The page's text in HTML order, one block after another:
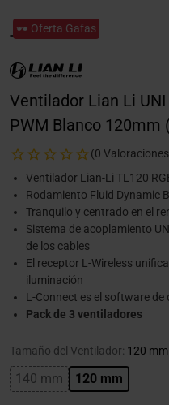
🕶️ Oferta Gafas
Ventilador Lian Li UNI
PWM Blanco 120mm
(0
Ventilador Lian-Li TL120
Rodamiento Fluid Dynamic
Tranquilo y centrado en el
Sistema de acoplamiento
de los cables
El receptor L-Wireless
iluminación
L-Connect es el software de
Pack de 3 ventiladores
Tamaño del Ventilador: 120 mm
140 mm 120 mm